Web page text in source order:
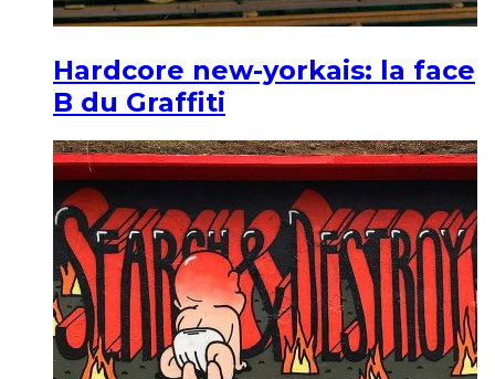
Hardcore new-yorkais: la face
B du Graffiti